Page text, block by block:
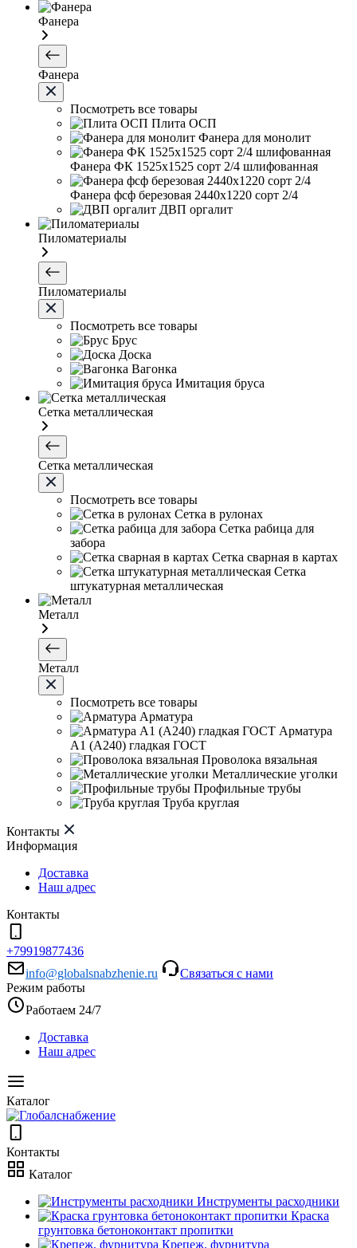
Фанера
Фанера
Посмотреть все товары
Плита ОСП
Фанера для монолит
Фанера ФК 1525х1525 сорт 2/4 шлифованная
Фанера фсф березовая 2440х1220 сорт 2/4
ДВП оргалит
Пиломатериалы
Пиломатериалы
Посмотреть все товары
Брус
Доска
Вагонка
Имитация бруса
Сетка металлическая
Сетка металлическая
Посмотреть все товары
Сетка в рулонах
Сетка рабица для
забора
Сетка сварная в картах
Сетка
штукатурная металлическая
Металл
Металл
Посмотреть все товары
Арматура
Арматура
А1 (А240) гладкая ГОСТ
Проволока вязальная
Металлические уголки
Профильные трубы
Труба круглая
Контакты
Информация
Доставка
Наш адрес
Контакты
+79919877436
info@globalsnabzhenie.ru
Связаться с нами
Режим работы
Работаем 24/7
Доставка
Наш адрес
Каталог
Контакты
Каталог
Инструменты расходники
Краска
грунтовка бетоноконтакт пропитки
Крепеж, фурнитура